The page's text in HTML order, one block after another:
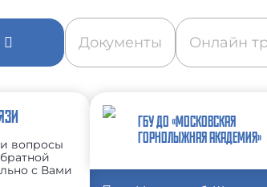
Документы Онлайн
вопросы
с Вами
ГБУ ДО «МОСКОВСКАЯ
ГОРНОЛЫЖНАЯ АКАДЕМИЯ»